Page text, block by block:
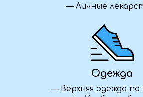
Полный список рекомендуемых вещей мы
Можете ли вы организовать для нас
Да, мы с удовольствием разработаем
индивидуальную программу для вашей
команды. Учитываем пожелания по
маршруту, питанию, размещению и